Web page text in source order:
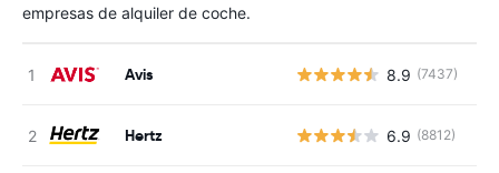
empresas de alquiler de coche.
Avis 8.9 (7437)
Hertz 6.9 (8812)